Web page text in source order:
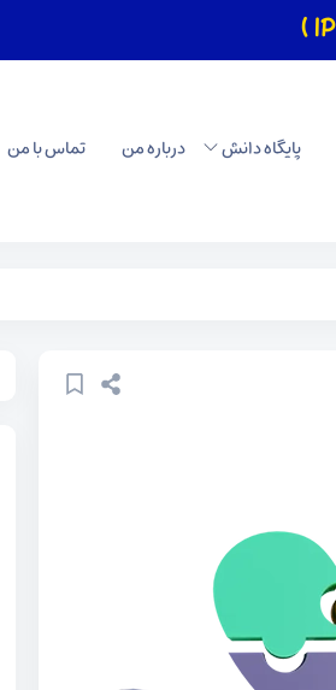
پایگاه دانش درباره من تماس با من
بستن